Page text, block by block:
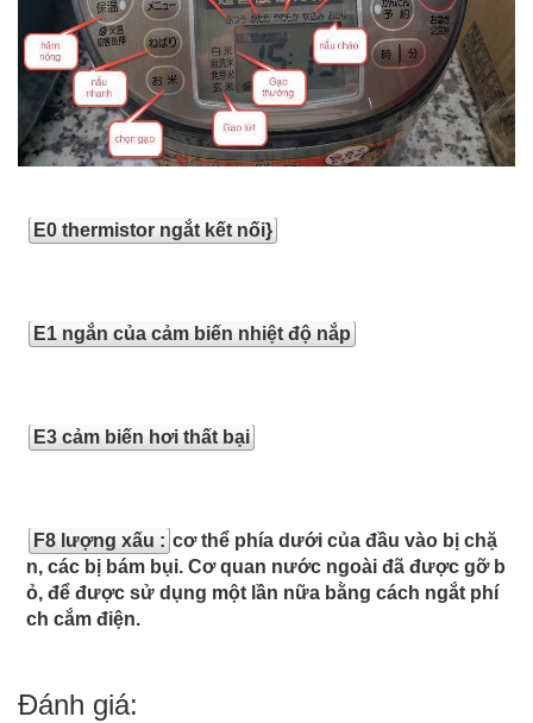
E0 thermistor ngắt kết nối}
E1 ngắn của cảm biến nhiệt độ nắp
E3 cảm biến hơi thất bại
F8 lượng xấu : cơ thể phía dưới của đầu vào bị chặ
n, các bị bám bụi. Cơ quan nước ngoài đã được gỡ b
ỏ, để được sử dụng một lần nữa bằng cách ngắt phí
ch cắm điện.
Đánh giá: